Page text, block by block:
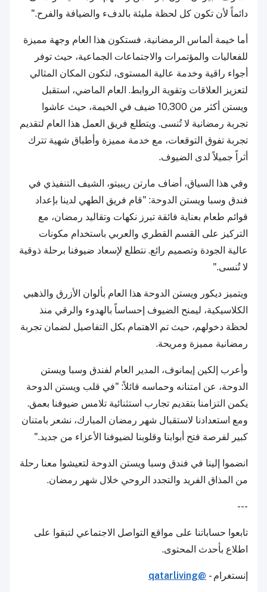
دائماً لأن تكون كل لحظة مليئة بالدفء والضيافة والفرح."
أما خيمة ألماس الرمضانية، فستكون هذا العام وجهة مميزة
للفعاليات والمؤتمرات والاجتماعات الجماعية، حيث توفر
أجواء راقية وخدمة عالية المستوى، لتكون المكان المثالي
لتعزيز العلاقات وتقوية الروابط. العام الماضي، استقبل
ويستن أكثر من 10,300 ضيف في الخيمة، حيث عاشوا
تجربة رمضانية لا تُنسى. ويتطلع فريق العمل هذا العام لتقديم
تجربة تفوق التوقعات، مع خدمة مميزة وأطباق شهية تترك
أثراً جميلاً لدى الضيوف.
وفي هذا السياق، أضاف مارتن ريبيتو، الشيف التنفيذي في
فندق وسبا ويستن الدوحة: "قام فريق الطهي لدينا بإعداد
قوائم طعام بعناية فائقة تبرز نكهات وتقاليد رمضان، مع
التركيز على القسم القطري والعربي باستخدام مكونات
عالية الجودة وتصميم رائع. نتطلع لإسعاد ضيوفنا برحلة ذوقية
لا تُنسى."
ويتميز ديكور ويستن الدوحة هذا العام بألوان الأزرق والذهبي
الكلاسيكية، ليمنح الضيوف إحساساً بالهدوء والرقي منذ
لحظة دخولهم، حيث تم الاهتمام بكل التفاصيل لضمان تجربة
رمضانية مميزة ومريحة.
وأعرب إلكين إيمانوف، المدير العام لفندق وسبا ويستن
الدوحة، عن امتنانه وحماسه قائلاً: "في قلب ويستن الدوحة
يكمن التزامنا بتقديم تجارب استثنائية تلامس ضيوفنا بعمق.
ومع استعدادنا لاستقبال شهر رمضان المبارك، نشعر بامتنان
كبير لفرصة فتح أبوابنا وقلوبنا لضيوفنا الأعزاء من جديد."
انضموا إلينا في فندق وسبا ويستن الدوحة لتعيشوا معنا رحلة
من المذاق الفريد والتجدد الروحي خلال شهر رمضان.
---
تابعوا حساباتنا على مواقع التواصل الاجتماعي لتبقوا على
اطلاع بأحدث المحتوى.
إنستغرام - @qatarliving